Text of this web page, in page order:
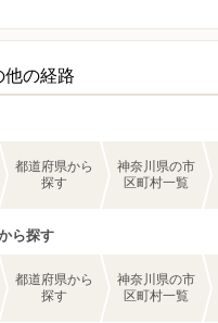
他の経路
都道府県から
探す
神奈川県の市
区町村一覧
ら探す
都道府県から
探す
神奈川県の市
区町村一覧